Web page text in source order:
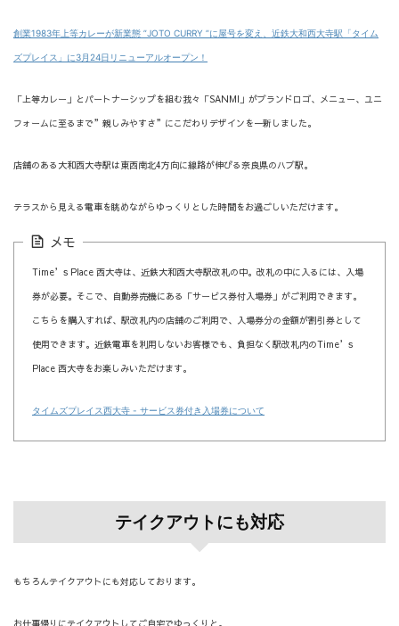
創業1983年上等カレーが新業態 ”JOTO CURRY ”に屋号を変え、近鉄大和西大寺駅「タイム
ズプレイス」に3月24日リニューアルオープン！
「上等カレー」とパートナーシップを組む我々「SANMI」がブランドロゴ、メニュー、ユニ
フォームに至るまで”親しみやすさ”にこだわりデザインを一新しました。
店舗のある大和西大寺駅は東西南北4方向に線路が伸びる奈良県のハブ駅。
テラスから見える電車を眺めながらゆっくりとした時間をお過ごしいただけます。
メモ
Time’s Place 西大寺は、近鉄大和西大寺駅改札の中。改札の中に入るには、入場
券が必要。そこで、自動券売機にある「サービス券付入場券」がご利用できます。
こちらを購入すれば、駅改札内の店舗のご利用で、入場券分の金額が割引券として
使用できます。近鉄電車を利用しないお客様でも、負担なく駅改札内のTime’s
Place 西大寺をお楽しみいただけます。
タイムズプレイス西大寺 - サービス券付き入場券について
テイクアウトにも対応
もちろんテイクアウトにも対応しております。
お仕事帰りにテイクアウトしてご自宅でゆっくりと。